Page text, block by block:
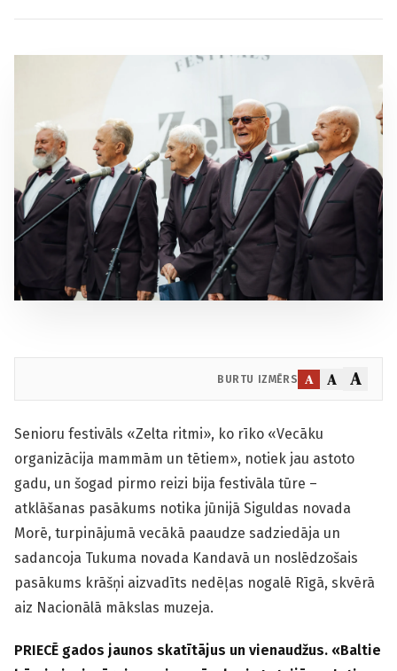
BURTU IZMĒRS A A A
Senioru festivāls «Zelta ritmi», ko rīko «Vecāku
organizācija mammām un tētiem», notiek jau astoto
gadu, un šogad pirmo reizi bija festivāla tūre –
atklāšanas pasākums notika jūnijā Siguldas novada
Morē, turpinājumā vecākā paaudze sadziedāja un
sadancoja Tukuma novada Kandavā un noslēdzošais
pasākums krāšņi aizvadīts nedēļas nogalē Rīgā, skvērā
aiz Nacionālā mākslas muzeja.
PRIECĒ gados jaunos skatītājus un vienaudžus. «Baltie